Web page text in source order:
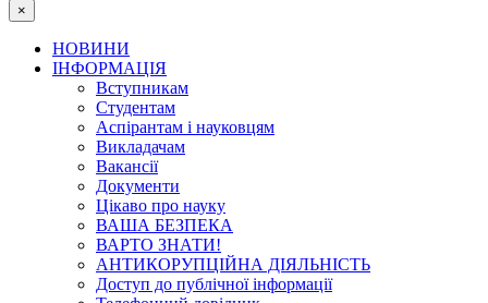
×
НОВИНИ
ІНФОРМАЦІЯ
Вступникам
Студентам
Аспірантам і науковцям
Викладачам
Вакансії
Документи
Цікаво про науку
ВАША БЕЗПЕКА
ВАРТО ЗНАТИ!
АНТИКОРУПЦІЙНА ДІЯЛЬНІСТЬ
Доступ до публічної інформації